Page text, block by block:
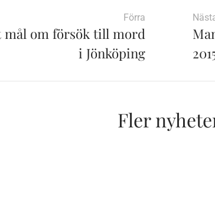
Förra
mål om försök till mord
i Jönköping
Fler